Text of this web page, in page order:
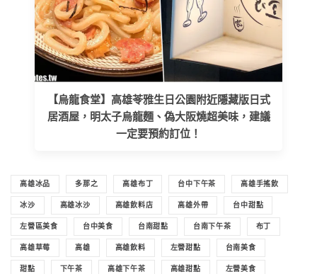
【烏龍食堂】高雄苓雅生日公園附近隱藏版日式
居酒屋，明太子烏龍麵、偽大阪燒超美味，建議
一定要預約訂位！
高雄冰品 多那之 高雄布丁 台中下午茶 高雄手搖飲
冰沙 高雄冰沙 高雄飲料店 高雄外帶 台中甜點
左營區美食 台中美食 台南甜點 台南下午茶 布丁
高雄草莓 高雄 高雄飲料 左營甜點 台南美食
甜點 下午茶 高雄下午茶 高雄甜點 左營美食